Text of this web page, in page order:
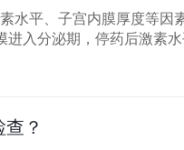
水平、子宫内膜厚度等因
入分泌期，停药后激素水
？